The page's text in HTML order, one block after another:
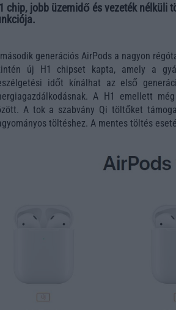
chip, jobb üzemidő és vezeték nélküli
generációs AirPods a nagyon
új H1 chipset kapta, amely a
időt kínálhat az első
A H1 emellett
A tok a szabvány Qi töltőket
töltéshez. A mentes töltés